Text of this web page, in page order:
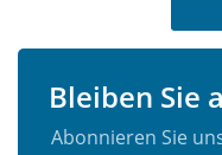
Bleiben Sie
Abonnieren Sie